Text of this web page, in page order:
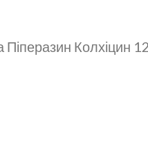
Піперазин Колхіцин